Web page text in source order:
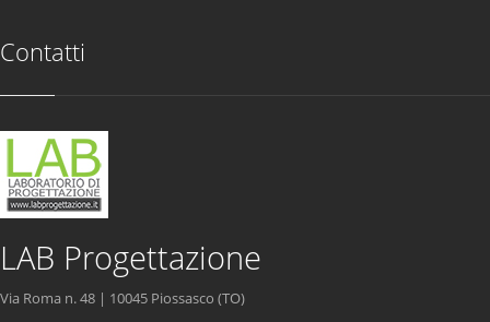
Contatti
LAB Progettazione
Via Roma n. 48 | 10045 Piossasco (TO)